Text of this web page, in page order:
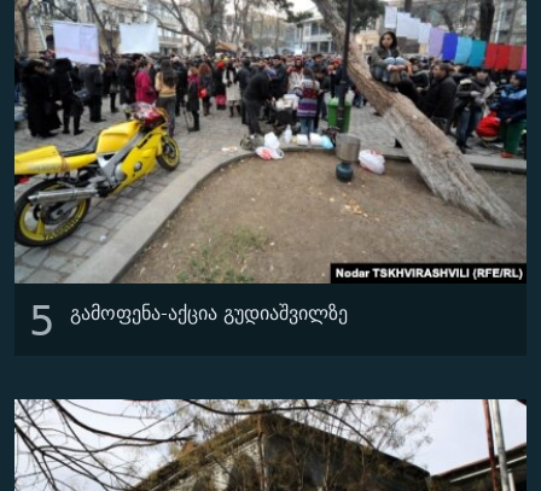
5 გამოფენა-აქცია გუდიაშვილზე